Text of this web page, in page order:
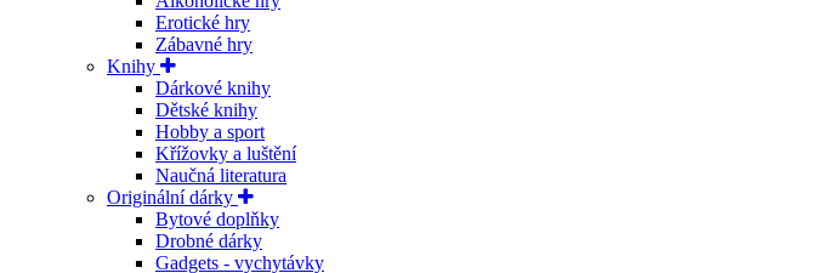
Erotické hry
Zábavné hry
Knihy
Dárkové knihy
Dětské knihy
Hobby a sport
Křížovky a luštění
Naučná literatura
Originální dárky
Bytové doplňky
Drobné dárky
Gadgets - vychytávky